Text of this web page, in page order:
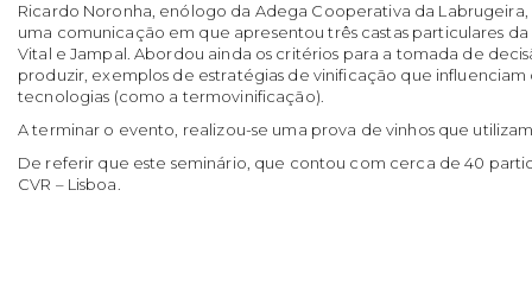
Ricardo Noronha, enólogo da Adega Cooperativa da
uma comunicação em que apresentou três castas particulares
Vital e Jampal. Abordou ainda os critérios para a tomada de
produzir, exemplos de estratégias de vinificação que influenciam
tecnologias (como a termovinificação).
A terminar o evento, realizou-se uma prova de vinhos que
De referir que este seminário, que contou com cerca de 40
CVR – Lisboa.